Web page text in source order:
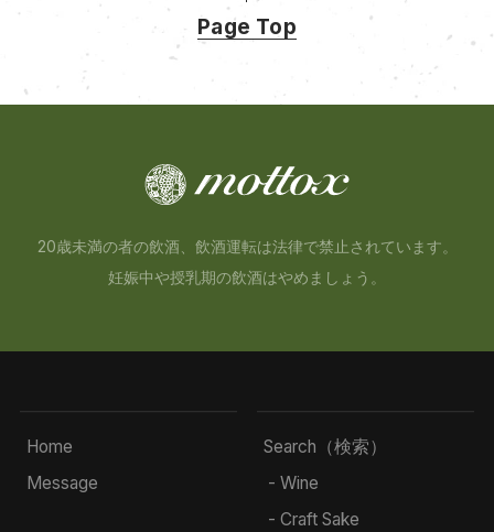
Page Top
20歳未満の者の飲酒、飲酒運転は法律で禁止されています。
妊娠中や授乳期の飲酒はやめましょう。
Home
Message
Search（検索）
- Wine
- Craft Sake